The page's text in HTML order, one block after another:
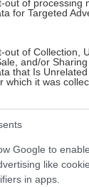
out of processing
for Targeted
out of Collection,
and/or
that Is
which it was
Google to
like
in apps.
Vianoc